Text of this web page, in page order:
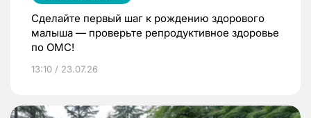
Сделайте первый шаг к рождению здорового
малыша — проверьте репродуктивное здоровье
по ОМС!
13:10 / 23.07.26